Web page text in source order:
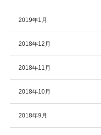
2019年1月
2018年12月
2018年11月
2018年10月
2018年9月